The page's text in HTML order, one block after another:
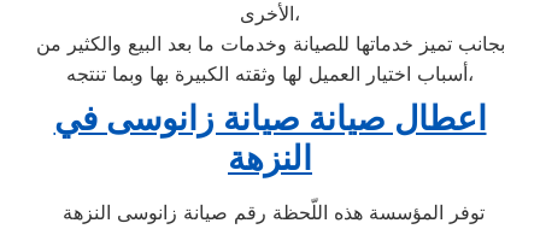
الأخرى،
بجانب تميز خدماتها للصيانة وخدمات ما بعد البيع والكثير من
أسباب اختيار العميل لها وثقته الكبيرة بها وبما تنتجه،
اعطال صيانة صيانة زانوسى في
النزهة
توفر المؤسسة هذه اللّحظة رقم صيانة زانوسى النزهة